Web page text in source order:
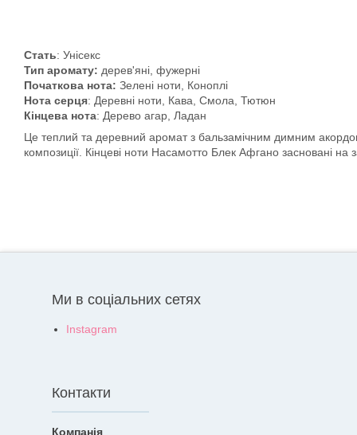
Стать: Унісекс
Тип аромату: дерев'яні, фужерні
Початкова нота: Зелені ноти, Коноплі
Нота серця: Деревні ноти, Кава, Смола, Тютюн
Кінцева нота: Дерево агар, Ладан
Це теплий та деревний аромат з бальзамічним димним акордом.
композиції. Кінцеві ноти Насамотто Блек Афгано засновані
Ми в соціальних сетях
Instagram
Контакти